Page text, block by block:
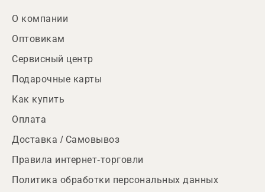
О компании
Оптовикам
Сервисный центр
Подарочные карты
Как купить
Оплата
Доставка / Самовывоз
Правила интернет-торговли
Политика обработки персональных данных